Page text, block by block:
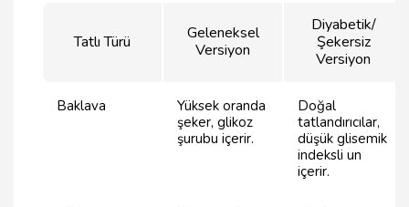
Tatlı Türü
Geleneksel
Versiyon
Diyabetik/
Şekersiz
Versiyon
Baklava
Yüksek oranda
şeker, glikoz
şurubu içerir.
Doğal
tatlandırıcılar,
düşük glisemik
indeksli un
içerir.